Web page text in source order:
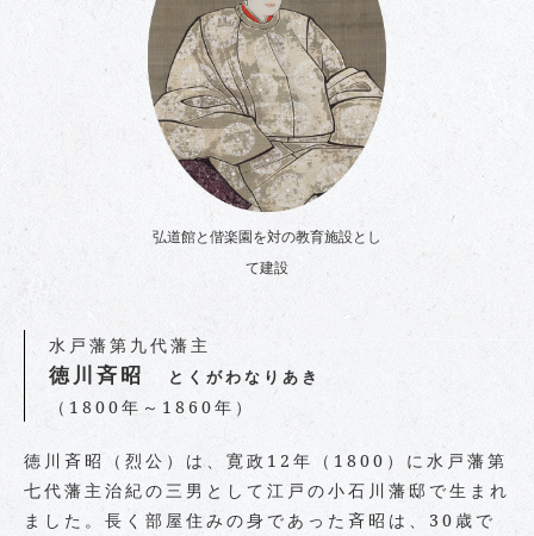
弘道館と偕楽園を対の教育施設とし
て建設
水戸藩第九代藩主
徳川斉昭 とくがわなりあき
（1800年～1860年）
徳川斉昭（烈公）は、寛政12年（1800）に水戸藩第
七代藩主治紀の三男として江戸の小石川藩邸で生まれ
ました。長く部屋住みの身であった斉昭は、30歳で